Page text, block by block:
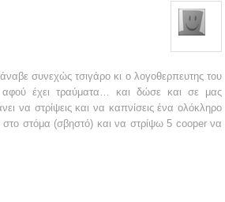
συνεχώς τσιγάρο κι ο λογοθερπευτης του
αφού έχει τραύματα… και δώσε και σε μας
να στρίψεις και να καπνίσεις ένα ολόκληρο
στόμα (σβηστό) και να στρίψω 5 cooper να